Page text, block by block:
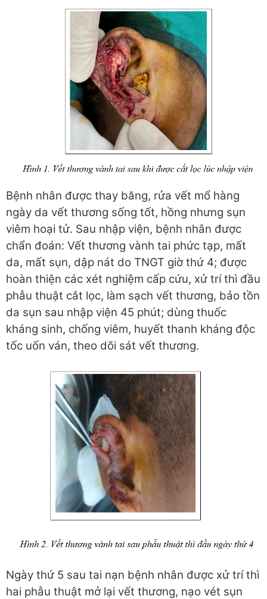
Bệnh nhân được thay băng, rửa vết mổ hàng
ngày da vết thương sống tốt, hồng nhưng sụn
viêm hoại tử. Sau nhập viện, bệnh nhân được
chẩn đoán: Vết thương vành tai phức tạp, mất
da, mất sụn, dập nát do TNGT giờ thứ 4; được
hoàn thiện các xét nghiệm cấp cứu, xử trí thì đầu
phẫu thuật cắt lọc, làm sạch vết thương, bảo tồn
da sụn sau nhập viện 45 phút; dùng thuốc
kháng sinh, chống viêm, huyết thanh kháng độc
tốc uốn ván, theo dõi sát vết thương.
Ngày thứ 5 sau tai nạn bệnh nhân được xử trí thì
hai phẫu thuật mở lại vết thương, nạo vét sụn